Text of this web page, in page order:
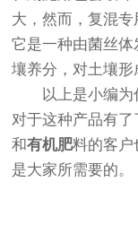
大，然而，复混专
它是一种由菌丝
壤养分，对土壤形
以上是小编为
对于这种产品有
和有机肥料的客户
是大家所需要的。